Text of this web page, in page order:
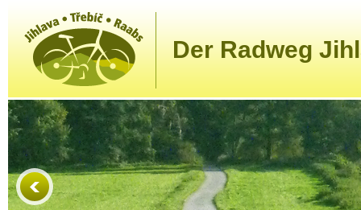
Der Radweg